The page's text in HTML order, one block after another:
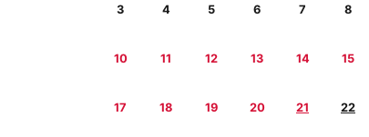
3 4 5 6 7 8
10 11 12 13 14 15
17 18 19 20 21 22